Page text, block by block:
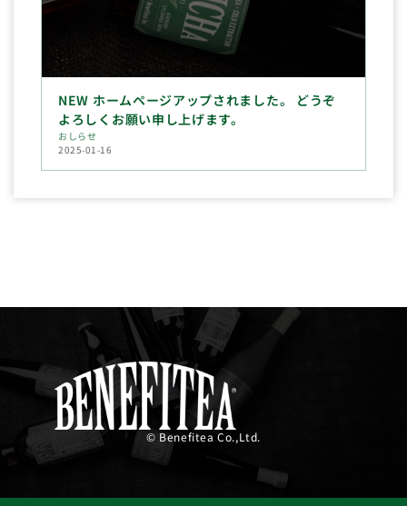
NEW ホームページアップされました。 どうぞ
よろしくお願い申し上げます。
おしらせ
2025-01-16
© Benefitea Co.,Ltd.